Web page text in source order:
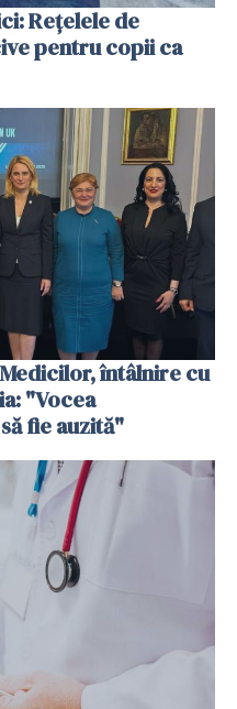
Reţelele de
pentru copii ca
întâlnire cu
"Vocea
fie auzită"